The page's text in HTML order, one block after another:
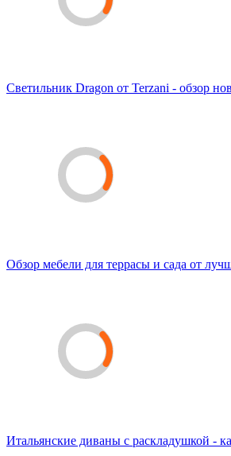
Светильник Dragon от Terzani - обзор
Обзор мебели для террасы и сада от
Итальянские диваны с раскладушкой -